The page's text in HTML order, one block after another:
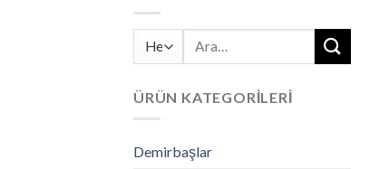
Ara:
ÜRÜN KATEGORILERI
Demirbaşlar